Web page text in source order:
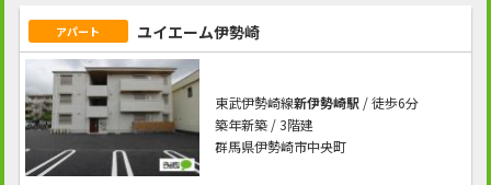
アパート ユイエーム伊勢崎
東武伊勢崎線新伊勢崎駅/ 徒歩6分
築年新築 / 3階建
群馬県伊勢崎市中央町